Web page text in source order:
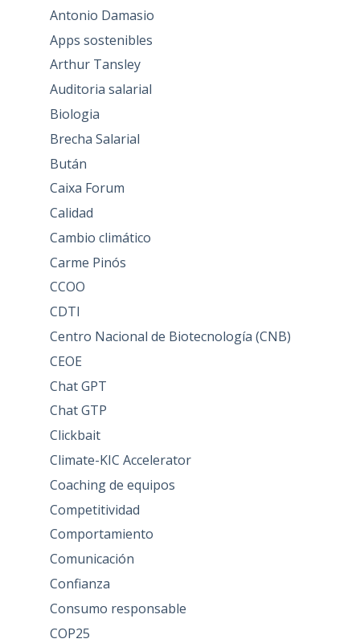
Antonio Damasio
Apps sostenibles
Arthur Tansley
Auditoria salarial
Biologia
Brecha Salarial
Bután
Caixa Forum
Calidad
Cambio climático
Carme Pinós
CCOO
CDTI
Centro Nacional de Biotecnología (CNB)
CEOE
Chat GPT
Chat GTP
Clickbait
Climate-KIC Accelerator
Coaching de equipos
Competitividad
Comportamiento
Comunicación
Confianza
Consumo responsable
COP25